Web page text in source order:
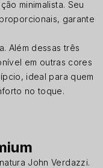
minimalista. Seu
garante
Além dessas três
em outras cores
ideal para quem
no toque.
John Verdazzi.